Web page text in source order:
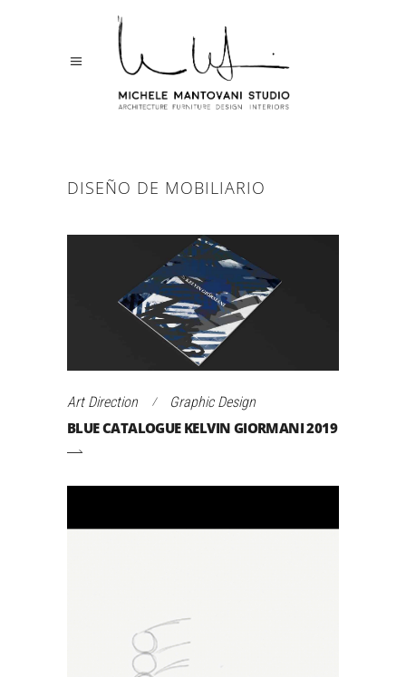
DISEÑO DE MOBILIARIO
Art Direction Graphic Design
BLUE CATALOGUE KELVIN GIORMANI 2019